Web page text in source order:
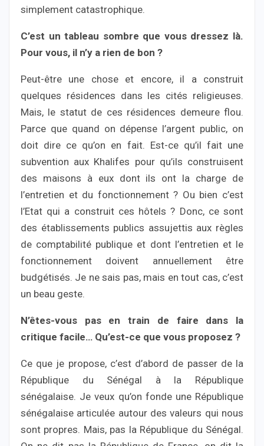
simplement catastrophique.
C’est un tableau sombre que vous dressez là.
Pour vous, il n’y a rien de bon ?
Peut-être une chose et encore, il a construit
quelques résidences dans les cités religieuses.
Mais, le statut de ces résidences demeure flou.
Parce que quand on dépense l’argent public, on
doit dire ce qu’on en fait. Est-ce qu’il fait une
subvention aux Khalifes pour qu’ils construisent
des maisons à eux dont ils ont la charge de
l’entretien et du fonctionnement ? Ou bien c’est
l’Etat qui a construit ces hôtels ? Donc, ce sont
des établissements publics assujettis aux règles
de comptabilité publique et dont l’entretien et le
fonctionnement doivent annuellement être
budgétisés. Je ne sais pas, mais en tout cas, c’est
un beau geste.
N’êtes-vous pas en train de faire dans la
critique facile… Qu’est-ce que vous proposez ?
Ce que je propose, c’est d’abord de passer de la
République du Sénégal à la République
sénégalaise. Je veux qu’on fonde une République
sénégalaise articulée autour des valeurs qui nous
sont propres. Mais, pas la République du Sénégal.